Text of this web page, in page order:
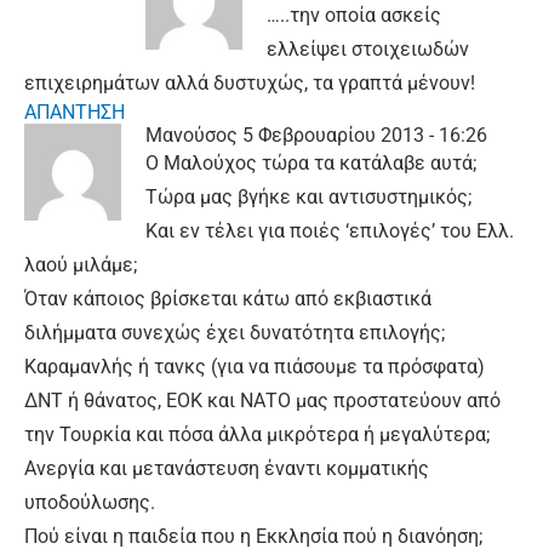
…..την οποία ασκείς
ελλείψει στοιχειωδών
επιχειρημάτων αλλά δυστυχώς, τα γραπτά μένουν!
ΑΠΑΝΤΗΣΗ
Μανούσος 5 Φεβρουαρίου 2013 - 16:26
Ο Μαλούχος τώρα τα κατάλαβε αυτά;
Τώρα μας βγήκε και αντισυστημικός;
Και εν τέλει για ποιές ‘επιλογές’ του Ελλ.
λαού μιλάμε;
Όταν κάποιος βρίσκεται κάτω από εκβιαστικά
διλήμματα συνεχώς έχει δυνατότητα επιλογής;
Καραμανλής ή τανκς (για να πιάσουμε τα πρόσφατα)
ΔΝΤ ή θάνατος, ΕΟΚ και ΝΑΤΟ μας προστατεύουν από
την Τουρκία και πόσα άλλα μικρότερα ή μεγαλύτερα;
Ανεργία και μετανάστευση έναντι κομματικής
υποδούλωσης.
Πού είναι η παιδεία που η Εκκλησία πού η διανόηση;